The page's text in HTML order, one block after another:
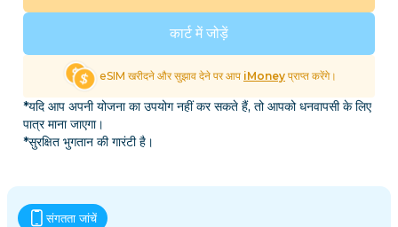
कार्ट में जोड़ें
eSIM खरीदने और सुझाव देने पर आप iMoney प्राप्त करेंगे।
*यदि आप अपनी योजना का उपयोग नहीं कर सकते हैं, तो आपको धनवापसी के लिए
पात्र माना जाएगा।
*सुरक्षित भुगतान की गारंटी है।
संगतता जांचें